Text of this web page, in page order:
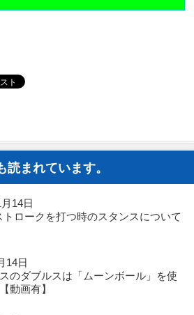
読まれています。
14日
ロークを打つ時のスタンスについて
14日
のダブルスは「ムーンボール」を使
動画有】